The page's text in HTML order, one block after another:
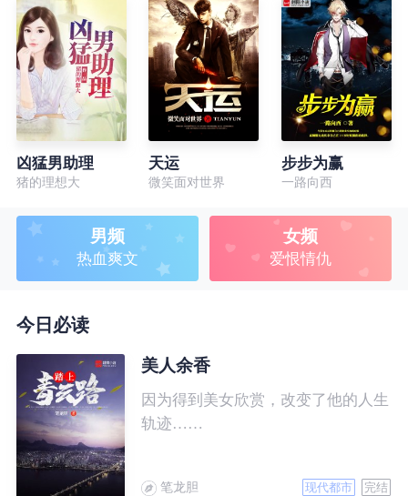
凶猛男助理
猪的理想大
天运
微笑面对世界
步步为赢
一路向西
男频
热血爽文
女频
爱恨情仇
今日必读
美人余香
因为得到美女欣赏，改变了他的人生
轨迹……
笔龙胆 现代都市 完结